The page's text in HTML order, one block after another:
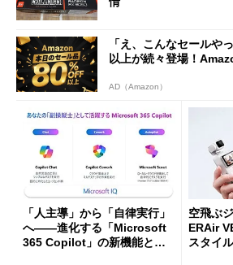
「え、こんなセールや
以上が続々登場！
AD（Amazon）
「人主導」から「自律実行」
へ――進化する「Microsoft
365 Copilot」の新機能とエ
空飛ぶ
ERAir
スタイ